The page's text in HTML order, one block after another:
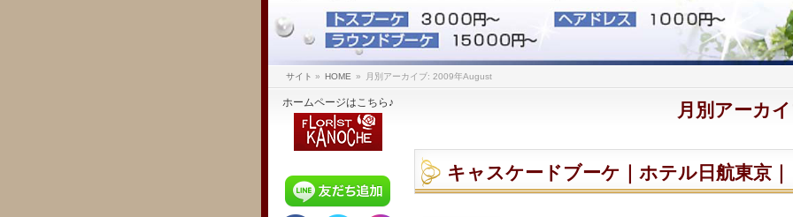
サイト » HOME » 月別アーカイブ: 2009年August
月別アーカ
キャスケードブーケ｜ホテル日航東京
ホームページはこちら♪